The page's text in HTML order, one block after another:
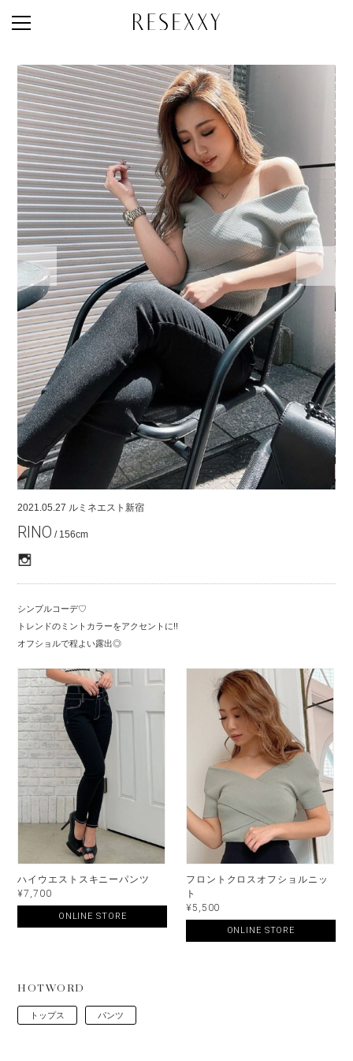
STAFF STYLE
2021.05.27 ルミネエスト新宿
RINO / 156cm
シンプルコーデ♡
トレンドのミントカラーをアクセントに!!
オフショルで程よい露出◎
ハイウエストスキニーパンツ
¥7,700
ONLINE STORE
フロントクロスオフショルニッ
ト
¥5,500
ONLINE STORE
HOTWORD
トップス パンツ
NEWS
MAGAZINE
LOOK BOOK
NEW ARRIVAL
RANKING
STYLE PHOTO
ACCOUNT
SHOP LIST
CONCEPT
ONLINE STORE
COMPANY
CONTACT
RECRUIT
FOR BUSINESS PARTNER